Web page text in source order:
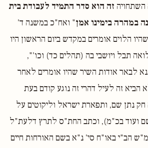
זה הוא סדר התמיד לעבודת בית
במהרה בימינו אמן" ואח"כ במשנה ד'
הלוים אומרים במקדש ביום הראשון היו
תבל ויושבי בה (תהלים כד) וכו'",
לבאר אודות השיר שהיו אומרים לאחר
הביא זה לעיל דהרי זה נוגע קודם בעת
נתן שם, ותפארת ישראל וליקוטים על
ועוד בכ"מ), וכתב החת"ס לתרץ דלעת"ל
הב"י באו"ח סי' נ"א בשם האורחות חיים